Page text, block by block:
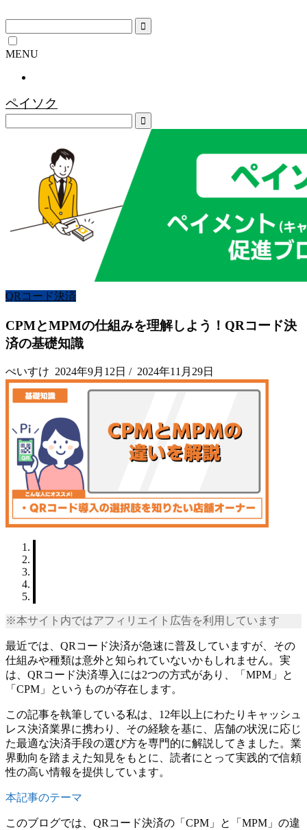
MENU
ペイソク
QRコード決済
CPMとMPMの仕組みを理解しよう！QRコード決
済の基礎知識
ぺいすけ 2024年9月12日 / 2024年11月29日
※本サイト内ではアフィリエイト広告を利用しています
最近では、QRコード決済が急速に普及していますが、その
仕組みや種類は意外と知られていないかもしれません。実
は、QRコード決済導入には2つの方式があり、「MPM」と
「CPM」というものが存在します。
この記事を執筆している私は、12年以上にわたりキャッシュ
レス決済業界に携わり、その経験を基に、店舗の状況に応じ
た最適な決済手段の選び方を専門的に解説してきました。業
界動向を踏まえた知見をもとに、読者にとって実践的で信頼
性の高い情報を提供しています。
このブログでは、QRコード決済の「CPM」と「MPM」の違